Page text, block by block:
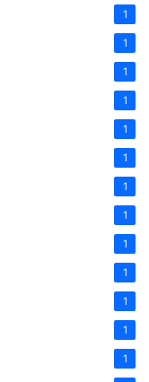
1
1
1
1
1
1
1
1
1
1
1
1
1